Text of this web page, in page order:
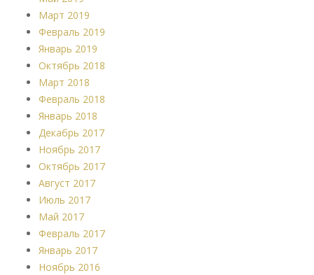
Март 2019
Февраль 2019
Январь 2019
Октябрь 2018
Март 2018
Февраль 2018
Январь 2018
Декабрь 2017
Ноябрь 2017
Октябрь 2017
Август 2017
Июль 2017
Май 2017
Февраль 2017
Январь 2017
Ноябрь 2016